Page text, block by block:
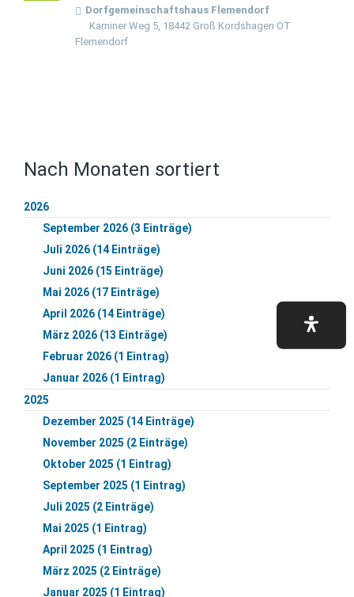
Dorfgemeinschaftshaus Flemendorf
Karniner Weg 5, 18442 Groß Kordshagen OT
Flemendorf
Nach Monaten sortiert
2026
September 2026 (3 Einträge)
Juli 2026 (14 Einträge)
Juni 2026 (15 Einträge)
Mai 2026 (17 Einträge)
April 2026 (14 Einträge)
März 2026 (13 Einträge)
Februar 2026 (1 Eintrag)
Januar 2026 (1 Eintrag)
2025
Dezember 2025 (14 Einträge)
November 2025 (2 Einträge)
Oktober 2025 (1 Eintrag)
September 2025 (1 Eintrag)
Juli 2025 (2 Einträge)
Mai 2025 (1 Eintrag)
April 2025 (1 Eintrag)
März 2025 (2 Einträge)
Januar 2025 (1 Eintrag)